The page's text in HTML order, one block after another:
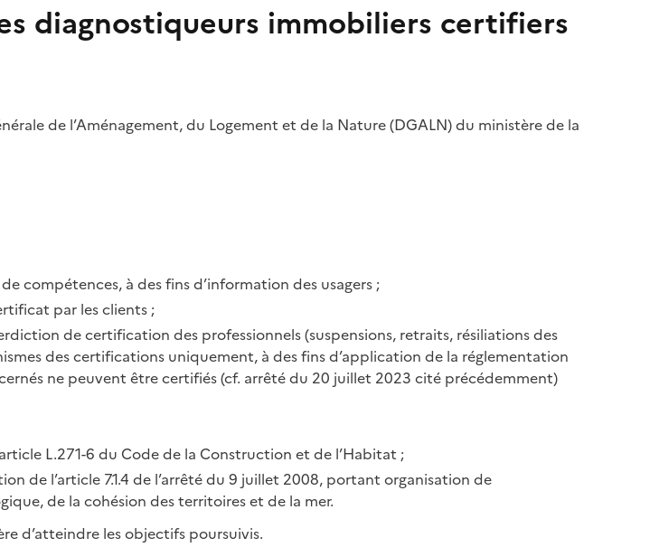
diagnostiqueurs immobiliers certifiers
de l’Aménagement, du Logement et de la Nature (DGALN) du ministère de la
compétences, à des fins d’information des usagers ;
par les clients ;
de certification des professionnels (suspensions, retraits, résiliations des
des certifications uniquement, à des fins d’application de la réglementation
ne peuvent être certifiés (cf. arrêté du 20 juillet 2023 cité précédemment)
L.271-6 du Code de la Construction et de l’Habitat ;
de l’article 7.1.4 de l’arrêté du 9 juillet 2008, portant organisation de
de la cohésion des territoires et de la mer.
d’atteindre les objectifs poursuivis.